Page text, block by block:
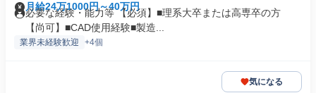
月給24万1000円～40万円
必要な経験・能力等 【必須】■理系大卒または高専卒の方
【尚可】■CAD使用経験■製造...
業界未経験歓迎 +4個
気になる